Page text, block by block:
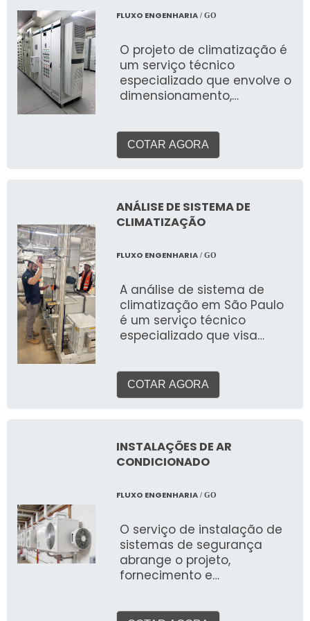
é uma prática estratégica
assegura a conformidade
com as normas regulatórias
em todo o Brasil.
FLUXO ENGENHARIA/ GO
O projeto de climatização é
um serviço técnico
especializado que envolve o
dimensionamento,
para sistemas de
aquecimento, ventilação e
conforto térmico, a
qualidade do ar interior e a
eficiência energética do
ambiente, considerando
suas características, uso e
COTAR AGORA
ANÁLISE DE SISTEMA DE
CLIMATIZAÇÃO
FLUXO ENGENHARIA/ GO
A análise de sistema de
climatização em São Paulo
é um serviço técnico
especializado que visa
sistemas de aquecimento,
ventilação e ar
industriais e corporativos.
Este serviço detalhado
melhoria, otimização de
custos e conformidade com
COTAR AGORA
INSTALAÇÕES DE AR
CONDICIONADO
FLUXO ENGENHARIA/ GO
O serviço de instalação de
sistemas de segurança
abrange o projeto,
fornecimento e